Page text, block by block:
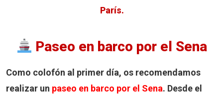
París.
Paseo en barco por el Sena
Como colofón al primer día, os recomendamos
realizar un paseo en barco por el Sena. Desde el